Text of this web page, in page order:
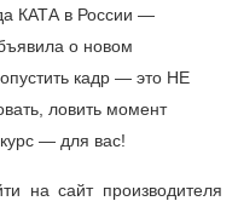
КАТА в России —
о новом
кадр — это НЕ
ловить момент
— для вас!
на сайт производителя